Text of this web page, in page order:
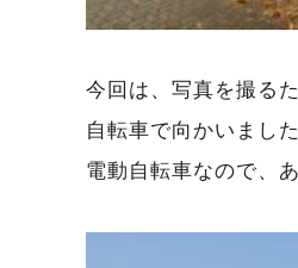
今回は、写真を撮る
自転車で向かいました
電動自転車なので、